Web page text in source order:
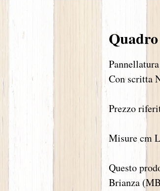
Con scritta
Prezzo
Misure cm
Questo
Brianza